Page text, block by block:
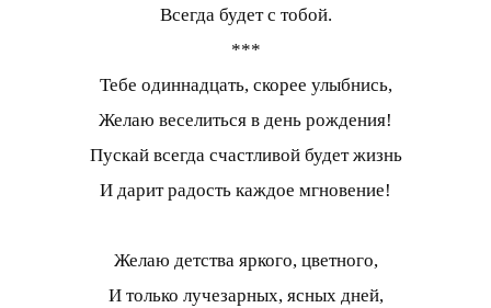
Всегда будет с тобой.
***
Тебе одиннадцать, скорее улыбнись,
Желаю веселиться в день рождения!
Пускай всегда счастливой будет жизнь
И дарит радость каждое мгновение!
Желаю детства яркого, цветного,
И только лучезарных, ясных дней,